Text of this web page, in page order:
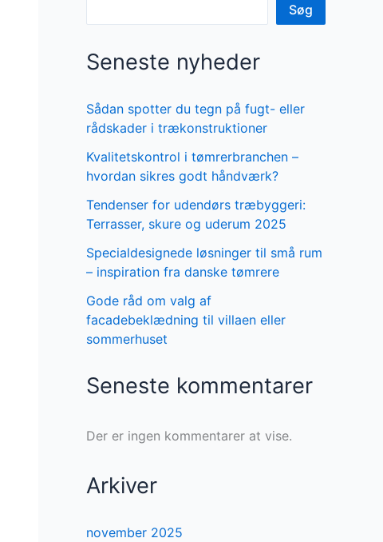
Søg
Seneste nyheder
Sådan spotter du tegn på fugt- eller
rådskader i trækonstruktioner
Kvalitetskontrol i tømrerbranchen –
hvordan sikres godt håndværk?
Tendenser for udendørs træbyggeri:
Terrasser, skure og uderum 2025
Specialdesignede løsninger til små rum
– inspiration fra danske tømrere
Gode råd om valg af
facadebeklædning til villaen eller
sommerhuset
Seneste kommentarer
Der er ingen kommentarer at vise.
Arkiver
november 2025